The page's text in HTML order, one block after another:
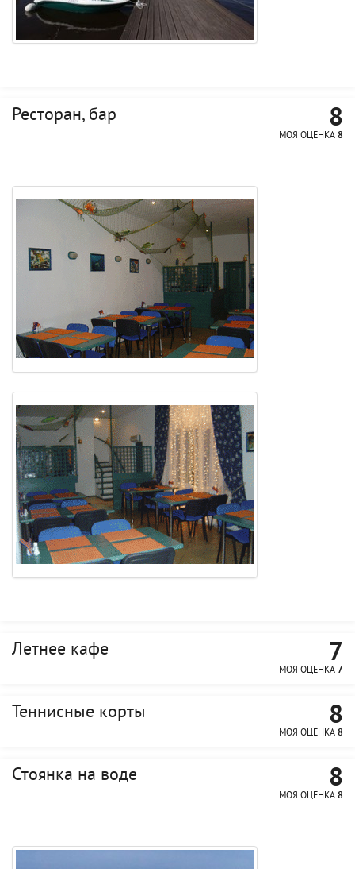
Ресторан, бар 8
МОЯ ОЦЕНКА 8
Летнее кафе 7
МОЯ ОЦЕНКА 7
Теннисные корты 8
МОЯ ОЦЕНКА 8
Стоянка на воде 8
МОЯ ОЦЕНКА 8